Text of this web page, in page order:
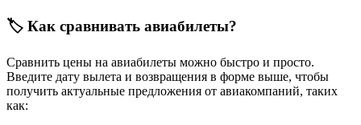
🏷️ Как сравнивать авиабилеты?
Сравнить цены на авиабилеты можно быстро и просто.
Введите дату вылета и возвращения в форме выше, чтобы
получить актуальные предложения от авиакомпаний, таких
как: